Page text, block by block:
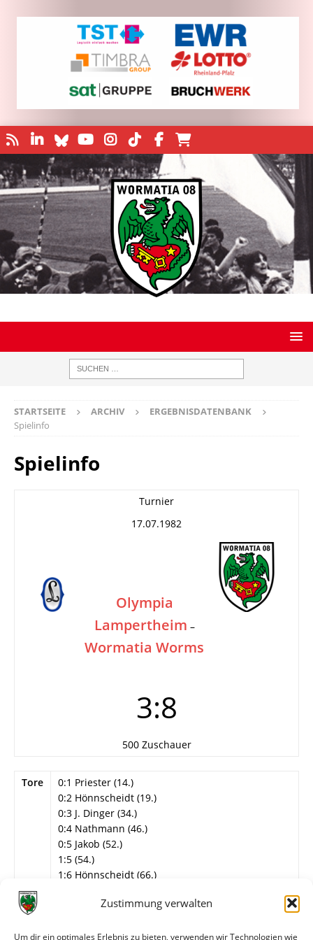
Zustimmung verwalten
Um dir ein optimales Erlebnis zu bieten, verwenden wir Technologien wie
STARTSEITE ARCHIV
ERGEBNISDATENBANK
Spielinfo
Spielinfo
Turnier
17.07.1982
Olympia
Lampertheim –
Wormatia Worms
3:8
500 Zuschauer
Tore
0:1 Priester (14.)
0:2 Hönnscheidt (19.)
0:3 J. Dinger (34.)
0:4 Nathmann (46.)
0:5 Jakob (52.)
1:5 (54.)
1:6 Hönnscheidt (66.)
2:7 Nathmann (69.)
3:8 Hönnscheidt (88.)